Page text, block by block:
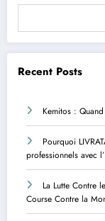
Recent Posts
Kemitos :
Pourquoi
professionnels avec
La Lutte Contre
Course Contre la